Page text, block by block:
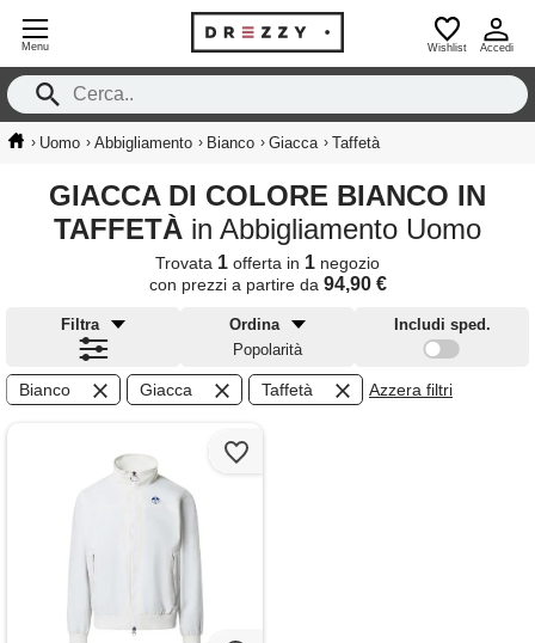
Menu Wishlist Accedi
› Uomo › Abbigliamento › Bianco › Giacca › Taffetà
GIACCA DI COLORE BIANCO IN
TAFFETÀ in Abbigliamento Uomo
Trovata 1 offerta in 1 negozio
con prezzi a partire da 94,90 €
Filtra
Ordina
Popolarità
Includi sped.
Bianco Giacca Taffetà Azzera filtri